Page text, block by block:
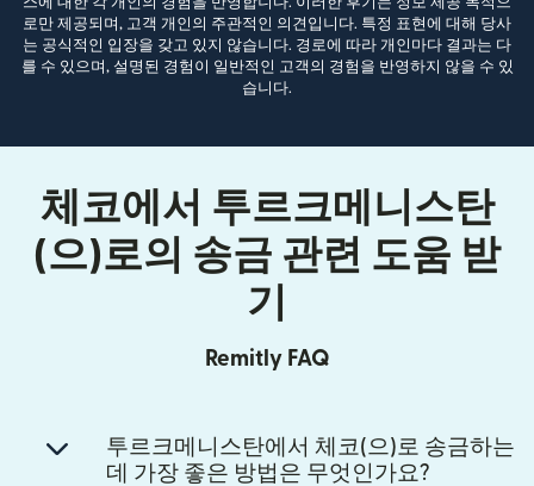
로만 제공되며, 고객 개인의 주관적인 의견입니다. 특정 표현에 대해 당사
는 공식적인 입장을 갖고 있지 않습니다. 경로에 따라 개인마다 결과는 다
를 수 있으며, 설명된 경험이 일반적인 고객의 경험을 반영하지 않을 수 있
습니다.
체코에서 투르크메니스탄
(으)로의 송금 관련 도움 받
기
Remitly FAQ
투르크메니스탄에서 체코(으)로 송금하는
데 가장 좋은 방법은 무엇인가요?